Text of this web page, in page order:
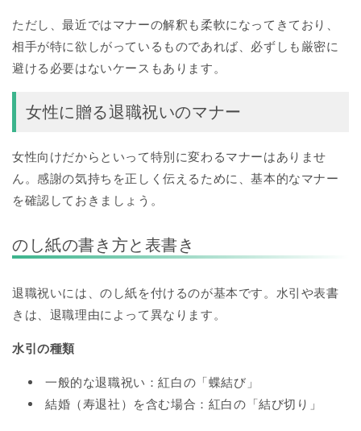
ただし、最近ではマナーの解釈も柔軟になってきており、
相手が特に欲しがっているものであれば、必ずしも厳密に
避ける必要はないケースもあります。
女性に贈る退職祝いのマナー
女性向けだからといって特別に変わるマナーはありませ
ん。感謝の気持ちを正しく伝えるために、基本的なマナー
を確認しておきましょう。
のし紙の書き方と表書き
退職祝いには、のし紙を付けるのが基本です。水引や表書
きは、退職理由によって異なります。
水引の種類
一般的な退職祝い：紅白の「蝶結び」
結婚（寿退社）を含む場合：紅白の「結び切り」